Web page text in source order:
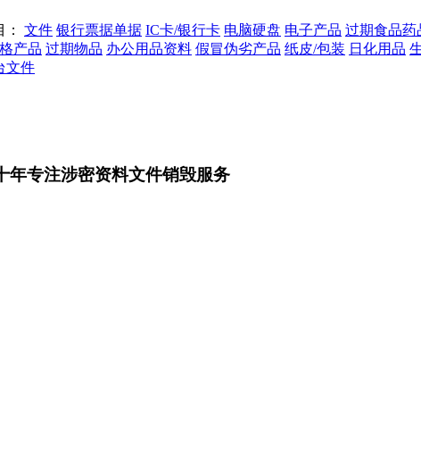
： 文件 银行票据单据 IC卡/银行卡 电脑硬盘 电子产品 过期食品药
产品 过期物品 办公用品资料 假冒伪劣产品 纸皮/包装 日化用品
文件
年专注涉密资料文件销毁服务